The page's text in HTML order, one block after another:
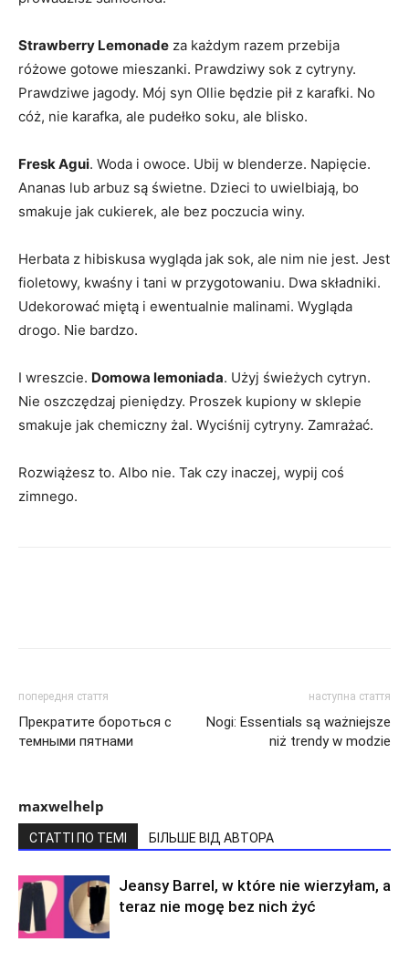
Strawberry Lemonade za każdym razem przebija
różowe gotowe mieszanki. Prawdziwy sok z cytryny.
Prawdziwe jagody. Mój syn Ollie będzie pił z karafki. No
cóż, nie karafka, ale pudełko soku, ale blisko.
Fresk Agui. Woda i owoce. Ubij w blenderze. Napięcie.
Ananas lub arbuz są świetne. Dzieci to uwielbiają, bo
smakuje jak cukierek, ale bez poczucia winy.
Herbata z hibiskusa wygląda jak sok, ale nim nie jest. Jest
fioletowy, kwaśny i tani w przygotowaniu. Dwa składniki.
Udekorować miętą i ewentualnie malinami. Wygląda
drogo. Nie bardzo.
I wreszcie. Domowa lemoniada. Użyj świeżych cytryn.
Nie oszczędzaj pieniędzy. Proszek kupiony w sklepie
smakuje jak chemiczny żal. Wyciśnij cytryny. Zamrażać.
Rozwiążesz to. Albo nie. Tak czy inaczej, wypij coś
zimnego.
попередня стаття
Прекратите бороться с
темными пятнами
наступна стаття
Nogi: Essentials są ważniejsze
niż trendy w modzie
maxwelhelp
СТАТТІ ПО ТЕМІ БІЛЬШЕ ВІД АВТОРА
Jeansy Barrel, w które nie wierzyłam, a
teraz nie mogę bez nich żyć